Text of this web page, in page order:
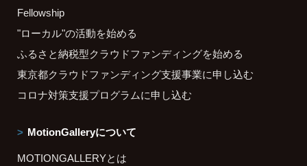
Fellowship
"ローカル"の活動を始める
ふるさと納税型クラウドファンディングを始める
東京都クラウドファンディング支援事業に申し込む
コロナ対策支援プログラムに申し込む
MotionGalleryについて
MOTIONGALLERYとは